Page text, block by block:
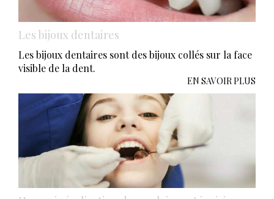
Les bijoux dentaires
Les bijoux dentaires sont des bijoux collés sur la face
visible de la dent.
EN SAVOIR PLUS